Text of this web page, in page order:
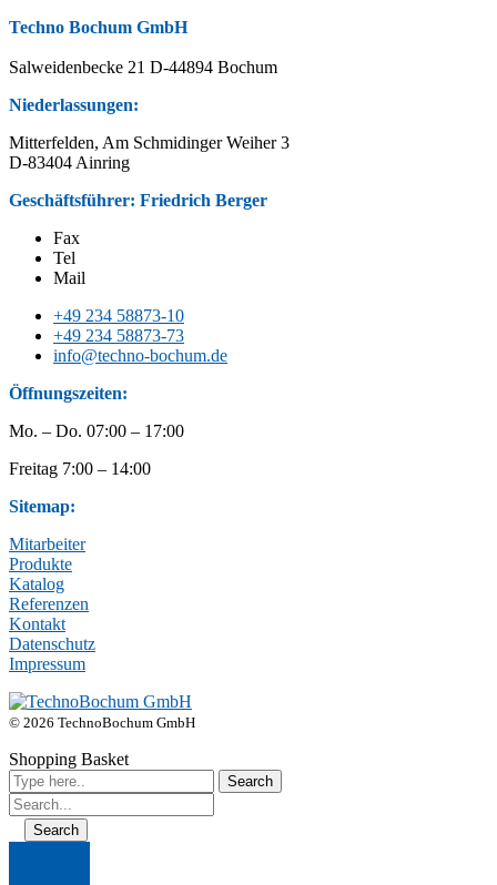
Techno Bochum GmbH
Salweidenbecke 21 D-44894 Bochum
Niederlassungen:
Mitterfelden, Am Schmidinger Weiher 3
D-83404 Ainring
Geschäftsführer: Friedrich Berger
Fax
Tel
Mail
+49 234 58873-10
+49 234 58873-73
info@techno-bochum.de
Öffnungszeiten:
Mo. – Do. 07:00 – 17:00
Freitag 7:00 – 14:00
Sitemap:
Mitarbeiter
Produkte
Katalog
Referenzen
Kontakt
Datenschutz
Impressum
© 2026 TechnoBochum GmbH
Shopping Basket